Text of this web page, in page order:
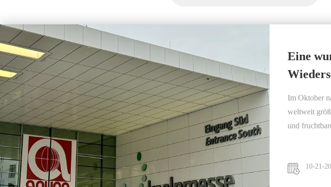
Eine
Im Oktober
weltweit
und
10-21-